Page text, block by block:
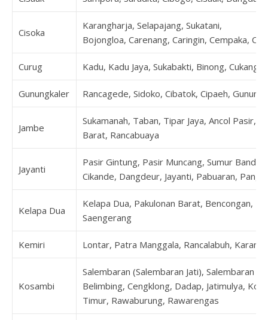
Cisoka
Karangharja, Selapajang, Sukatani,
Bojongloa, Carenang, Caringin, Cempaka,
Curug Kadu, Kadu Jaya, Sukabakti, Binong, Cukang
Gunungkaler Rancagede, Sidoko, Cibatok, Cipaeh,
Jambe
Sukamanah, Taban, Tipar Jaya, Ancol Pasir,
Barat, Rancabuaya
Jayanti
Pasir Gintung, Pasir Muncang, Sumur
Cikande, Dangdeur, Jayanti, Pabuaran,
Kelapa Dua
Kelapa Dua, Pakulonan Barat, Bencongan,
Saengerang
Kemiri Lontar, Patra Manggala, Rancalabuh,
Kosambi
Salembaran (Salembaran Jati), Salembaran
Belimbing, Cengklong, Dadap, Jatimulya,
Timur, Rawaburung, Rawarengas